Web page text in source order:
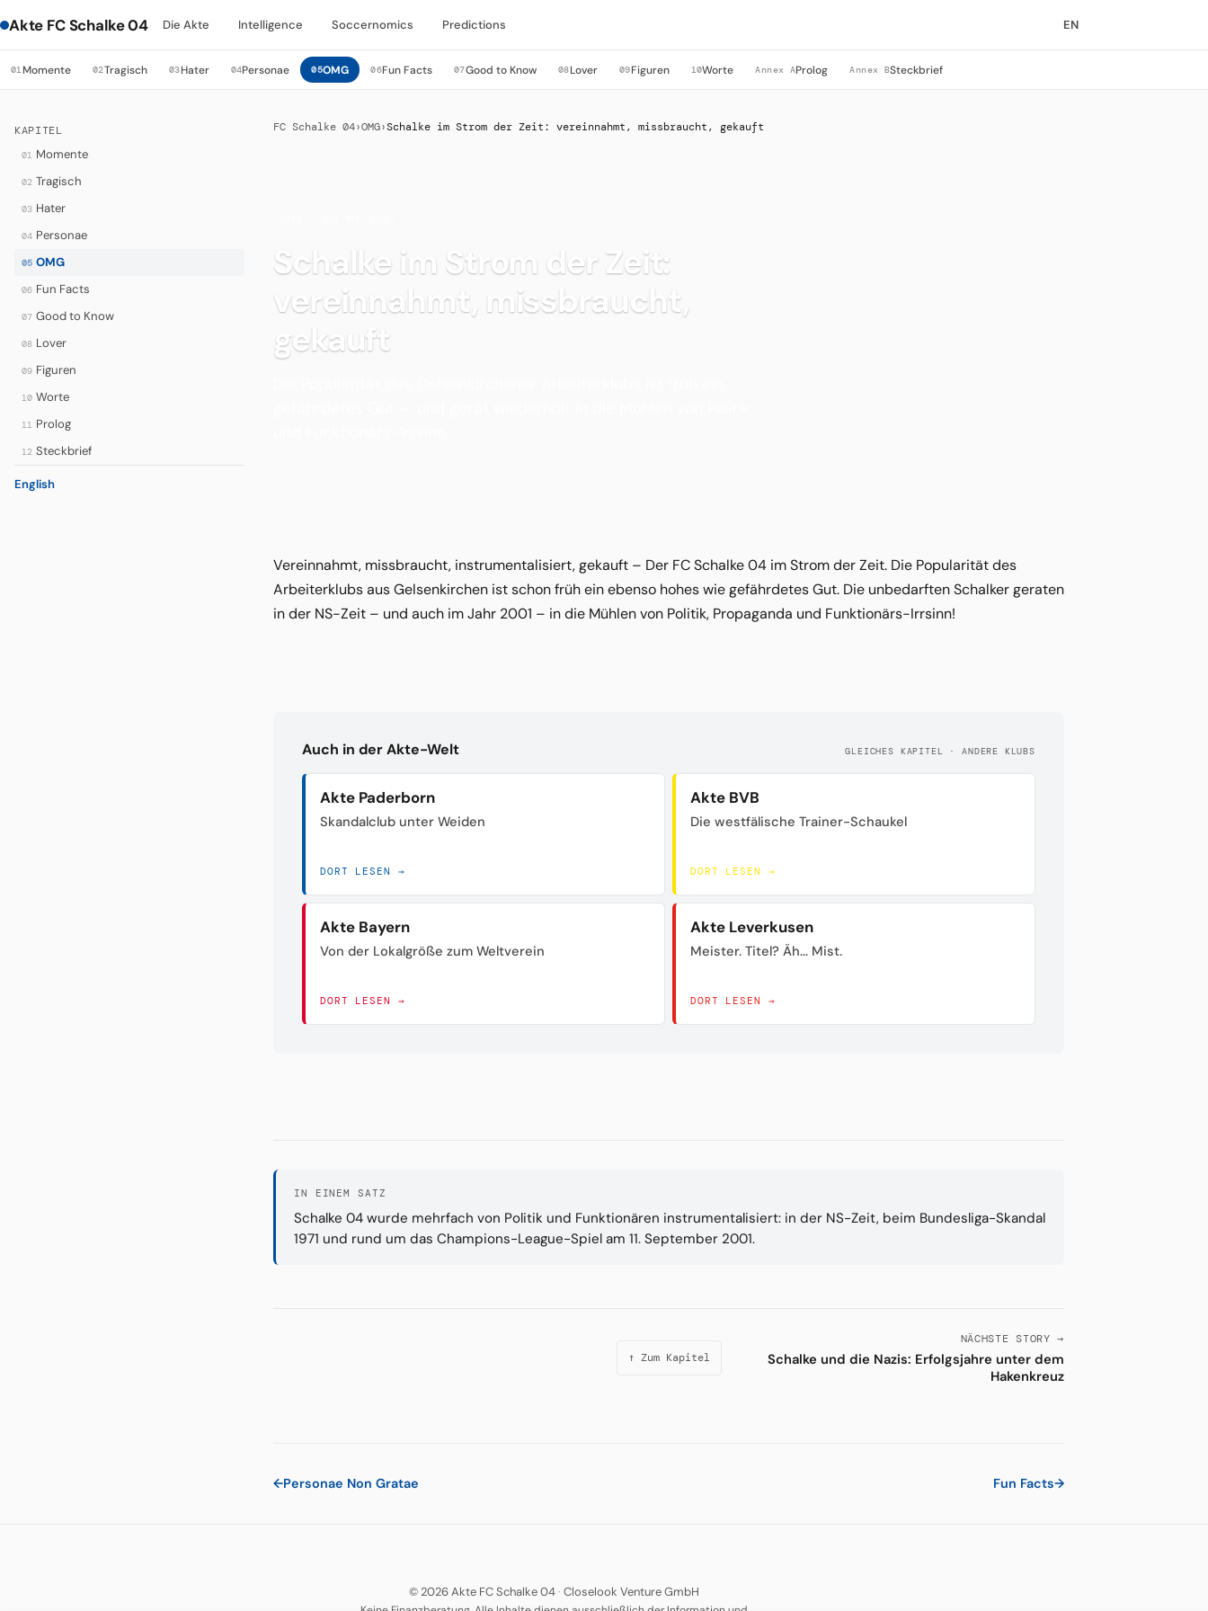
Akte FC Schalke 04 Die Akte Intelligence Soccernomics Predictions EN
01Momente 02Tragisch 03Hater 04Personae 05OMG 06Fun Facts 07Good to Know 08Lover 09Figuren 10Worte Annex AProlog Annex BSteckbrief
KAPITEL
01 Momente
02 Tragisch
03 Hater
04 Personae
05 OMG
06 Fun Facts
07 Good to Know
08 Lover
09 Figuren
10 Worte
11 Prolog
12 Steckbrief
English
FC Schalke 04›OMG›Schalke im Strom der Zeit: vereinnahmt, missbraucht, gekauft
Schalke im Strom der Zeit:
vereinnahmt, missbraucht,
gekauft
Vereinnahmt, missbraucht, instrumentalisiert, gekauft – Der FC Schalke 04 im Strom der Zeit. Die Popularität des
Arbeiterklubs aus Gelsenkirchen ist schon früh ein ebenso hohes wie gefährdetes Gut. Die unbedarften Schalker geraten
in der NS-Zeit – und auch im Jahr 2001 – in die Mühlen von Politik, Propaganda und Funktionärs-Irrsinn!
Auch in der Akte-Welt GLEICHES KAPITEL · ANDERE KLUBS
Akte Paderborn
Skandalclub unter Weiden
DORT LESEN →
Akte BVB
Die westfälische Trainer-Schaukel
DORT LESEN →
Akte Bayern
Von der Lokalgröße zum Weltverein
DORT LESEN →
Akte Leverkusen
Meister. Titel? Äh... Mist.
DORT LESEN →
IN EINEM SATZ
Schalke 04 wurde mehrfach von Politik und Funktionären instrumentalisiert: in der NS-Zeit, beim Bundesliga-Skandal
1971 und rund um das Champions-League-Spiel am 11. September 2001.
↑ Zum Kapitel
NÄCHSTE STORY →
Schalke und die Nazis: Erfolgsjahre unter dem
Hakenkreuz
←Personae Non Gratae Fun Facts→
© 2026 Akte FC Schalke 04· Closelook Venture GmbH